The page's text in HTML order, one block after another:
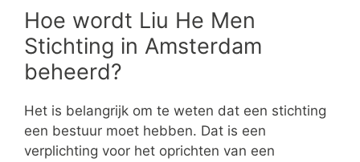
Hoe wordt Liu He Men
Stichting in Amsterdam
beheerd?
Het is belangrijk om te weten dat een stichting
een bestuur moet hebben. Dat is een
verplichting voor het oprichten van een